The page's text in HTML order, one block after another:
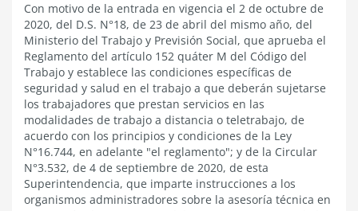
Con motivo de la entrada en vigencia el 2 de octubre de
2020, del D.S. N°18, de 23 de abril del mismo año, del
Ministerio del Trabajo y Previsión Social, que aprueba el
Reglamento del artículo 152 quáter M del Código del
Trabajo y establece las condiciones específicas de
seguridad y salud en el trabajo a que deberán sujetarse
los trabajadores que prestan servicios en las
modalidades de trabajo a distancia o teletrabajo, de
acuerdo con los principios y condiciones de la Ley
N°16.744, en adelante "el reglamento"; y de la Circular
N°3.532, de 4 de septiembre de 2020, de esta
Superintendencia, que imparte instrucciones a los
organismos administradores sobre la asesoría técnica en